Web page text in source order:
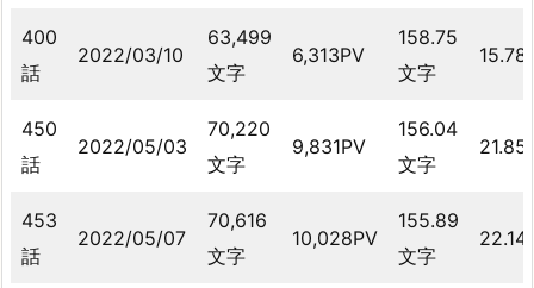
400
話
2022/03/10
63,499
文字
6,313PV
158.75
文字
450
話
2022/05/03
70,220
文字
9,831PV
156.04
文字
453
話
2022/05/07
70,616
文字
10,028PV
155.89
文字